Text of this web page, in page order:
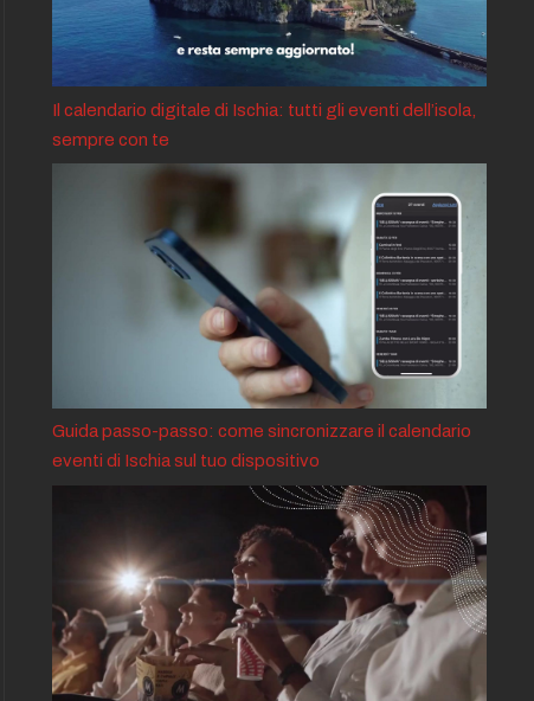
Il calendario digitale di Ischia: tutti gli eventi dell’isola,
sempre con te
Guida passo-passo: come sincronizzare il calendario
eventi di Ischia sul tuo dispositivo